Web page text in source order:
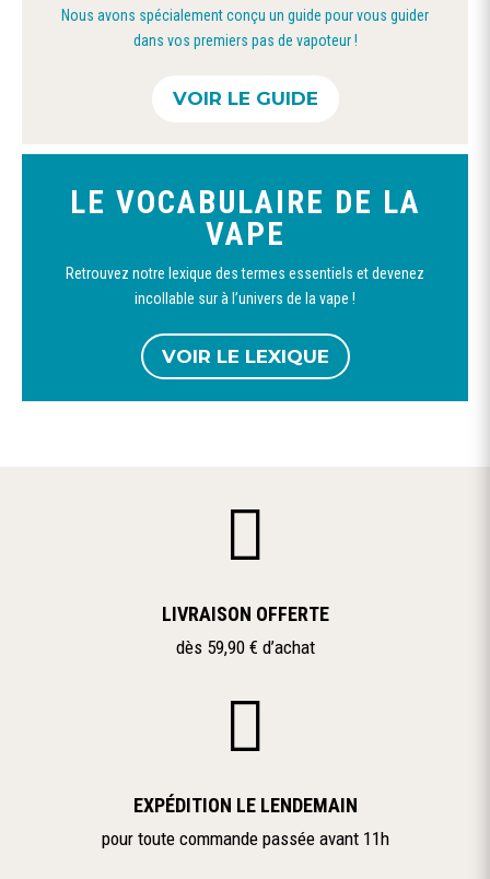
la
produit
Nous avons spécialement conçu un guide pour vous guider
dans vos premiers pas de vapoteur !
VOIR LE GUIDE
LE VOCABULAIRE DE LA
VAPE
Retrouvez notre lexique des termes essentiels et devenez
incollable sur à l’univers de la vape !
VOIR LE LEXIQUE

LIVRAISON OFFERTE
dès 59,90 € d’achat

EXPÉDITION LE LENDEMAIN
pour toute commande passée avant 11h